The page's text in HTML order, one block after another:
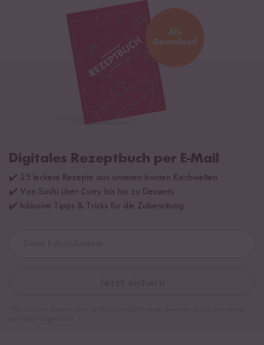
Digitales Rezeptbuch per E-Mail
✔️ 25 leckere Rezepte aus unseren bunten Kochwelten
✔️ Von Sushi über Curry bis hin zu Desserts
✔️ Inklusive Tipps & Tricks für die Zubereitung